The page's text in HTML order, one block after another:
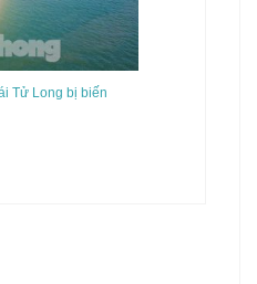
Tử Long bị biến